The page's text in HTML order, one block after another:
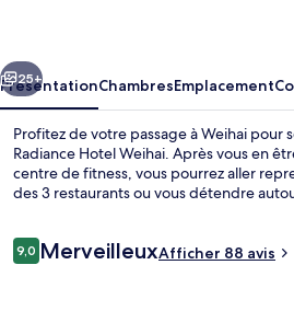
Weihai
Suivant
25+
PrésentationChambresEmplacement
Profitez de votre passage à Weihai pour
Radiance Hotel Weihai. Après vous en
centre de fitness, vous pourrez aller
des 3 restaurants ou vous détendre
Avis
voyageurs
9,09,0 sur 10
MerveilleuxAfficher 88 avis